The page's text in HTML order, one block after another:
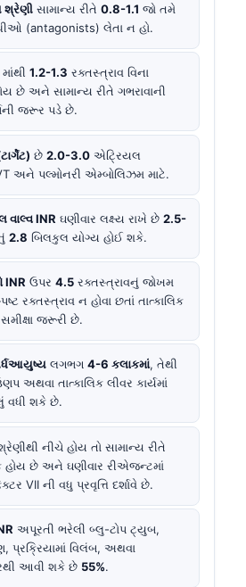
શ્રેણી સામાન્ય રીતે 0.8-1.1 જો તમે
(antagonists) લેતા ન હો.
માંથી 1.2-1.3 રક્તસ્ત્રાવ વિના
છે અને સામાન્ય રીતે ગભરાવાની
જરૂર પડે છે.
છે 2.0-3.0 એટ્રિયલ
અને પલ્મોનરી એમ્બોલિઝમ માટે.
વાલ્વ INR ઘણીવાર લક્ષ્ય રાખે છે 2.5-
2.8 બિલકુલ યોગ્ય હોઈ શકે.
INR ઉપર 4.5 રક્તસ્ત્રાવનું જોખમ
રક્તસ્ત્રાવ ન હોવા છતાં તાત્કાલિક
જરૂરી છે.
લગભગ 4-6 કલાકમાં, તેથી
અથવા તાત્કાલિક લીવર કાર્યમાં
વધી શકે છે.
નીચે હોય તો સામાન્ય રીતે
છે અને ઘણીવાર રીએજન્ટમાં
VII ની વધુ પ્રવૃત્તિ દર્શાવે છે.
અપૂરતી ભરેલી બ્લુ-ટોપ ટ્યુબ,
પ્રક્રિયામાં વિલંબ, અથવા
આવી શકે છે 55%.